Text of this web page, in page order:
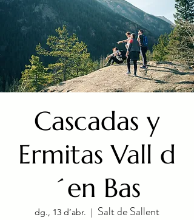
Cascadas y
Ermitas Vall d
´en Bas
dg., 13 d’abr.
  |
Salt de Sallent